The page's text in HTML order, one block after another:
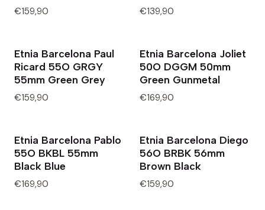
€159,90 €139,90
Etnia Barcelona Paul
Ricard 55O GRGY
55mm Green Grey
€159,90
Etnia Barcelona Joliet
50O DGGM 50mm
Green Gunmetal
€169,90
Etnia Barcelona Pablo
55O BKBL 55mm
Black Blue
€169,90
Etnia Barcelona Diego
56O BRBK 56mm
Brown Black
€159,90